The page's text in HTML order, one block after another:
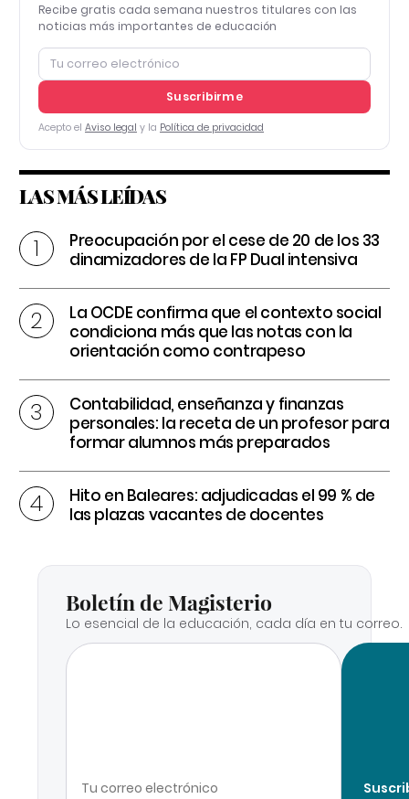
Recibe gratis cada semana nuestros titulares con las
noticias más importantes de educación
Suscribirme
Acepto el Aviso legal y la Política de privacidad
LAS MÁS LEÍDAS
Preocupación por el cese de 20 de los 33
dinamizadores de la FP Dual intensiva
La OCDE confirma que el contexto social
condiciona más que las notas con la
orientación como contrapeso
Contabilidad, enseñanza y finanzas
personales: la receta de un profesor para
formar alumnos más preparados
Hito en Baleares: adjudicadas el 99 % de
las plazas vacantes de docentes
Boletín de Magisterio
Lo esencial de la educación, cada día en tu correo.